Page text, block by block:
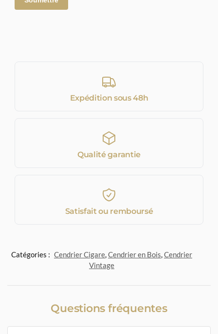
Expédition sous 48h
Qualité garantie
Satisfait ou remboursé
Catégories : Cendrier Cigare,Cendrier en Bois,Cendrier
Vintage
Questions fréquentes